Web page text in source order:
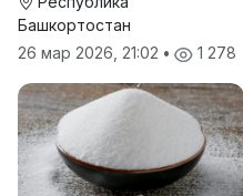
Башкортостан
26 мар 2026, 21:02 • 1 278